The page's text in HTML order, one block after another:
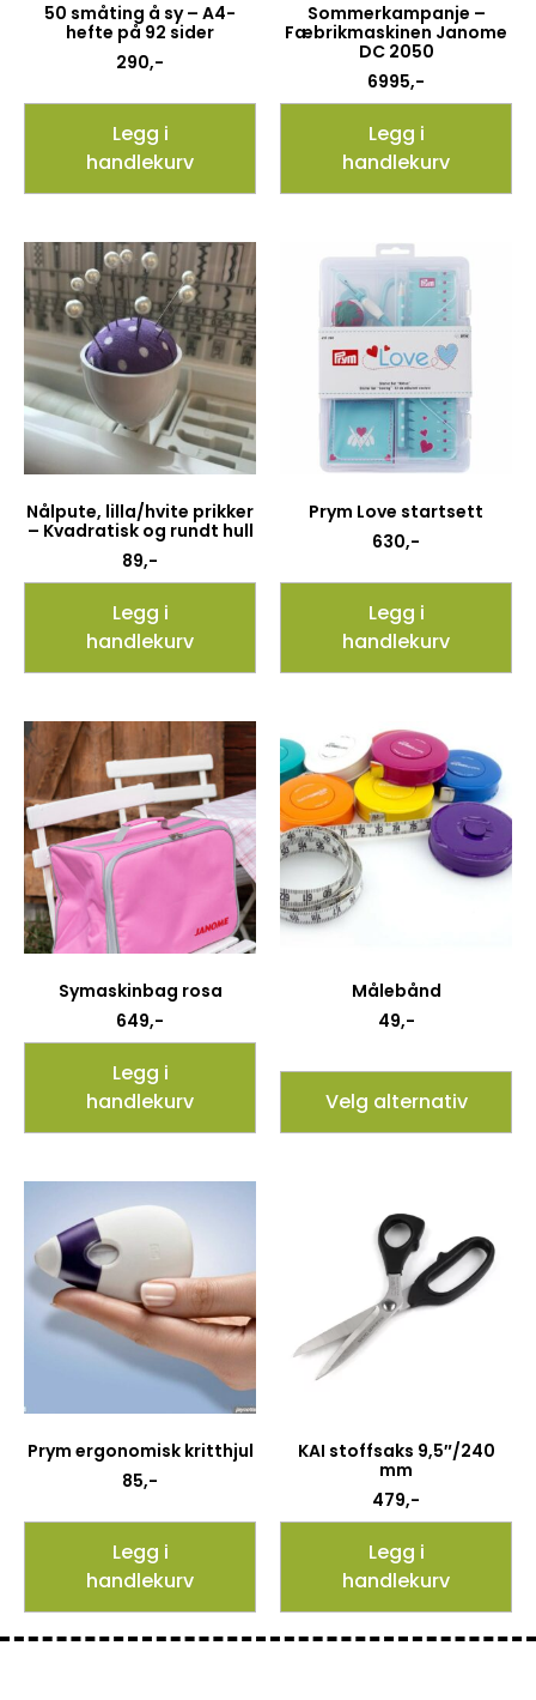
50 småting å sy – A4-
hefte på 92 sider
290,-
Legg i
handlekurv
Sommerkampanje –
Fæbrikmaskinen Janome
DC 2050
6995,-
Legg i
handlekurv
Nålpute, lilla/hvite prikker
– Kvadratisk og rundt hull
89,-
Legg i
handlekurv
Prym Love startsett
630,-
Legg i
handlekurv
Symaskinbag rosa
649,-
Legg i
handlekurv
Målebånd
49,-
Velg alternativ
Prym ergonomisk kritthjul
85,-
Legg i
handlekurv
KAI stoffsaks 9,5″/240
mm
479,-
Legg i
handlekurv